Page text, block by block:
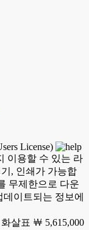
License)
이용할 수 있는 라
, 인쇄가 가능합
무제한으로 다운
이트되는 정보에
￦ 5,615,000